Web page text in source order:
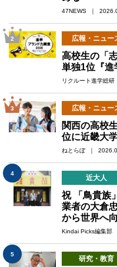
47NEWS ｜
2 広報・ニュー
高校生の「
単独1位『進
リクルート進学総
3 広報・ニュー
関西の高校
位に近畿大
ねとらぼ ｜
4
近大人
祝 「鳥貴族
業者の大倉
から世界へ
Kindai Picks編集部
5
研究・教育